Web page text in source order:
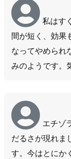
私はす
間が短く、効果
なってやめられ
みのようです。
エチゾ
だるさが現れま
す。今はとにか